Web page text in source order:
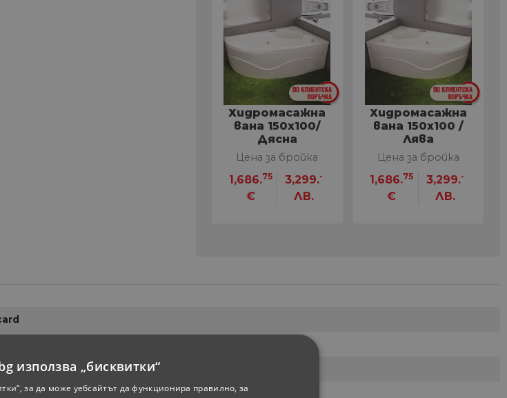
Хидромасажна
вана 150x100/
Дясна
Цена за бройка
1,686.75
€
3,299.-
ЛВ.
Хидромасажна
вана 150x100 /
Лява
Цена за бройка
1,686.75
€
3,299.-
ЛВ.
см
използва „бисквитки“
за да може уебсайтът да функционира правилно, за